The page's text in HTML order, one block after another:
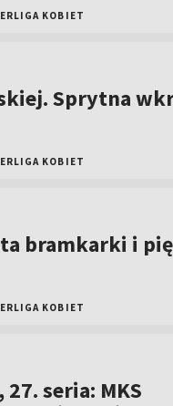
KOBIET
Sprytna
KOBIET
bramkarki i
KOBIET
seria: MKS